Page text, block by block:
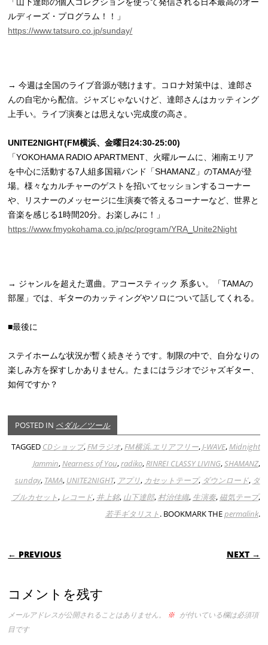
ルディーズ・プログラム！！」
https://www.tatsuro.co.jp/sunday/
→ 今週は全国のライブ音源が聴けます。コロナ対策中は、達郎さ
んの自宅から配信。ジャズじゃないけど、達郎さんはカッティング
上手い。ライブ演奏とは思えない完成度の高さ。
UNITE2NIGHT(FM横浜、金曜日24:30-25:00)
「YOKOHAMA RADIO APARTMENT、火曜ルームに、湘南エリア
を中心に活動する7人組多国籍バンド「SHAMANZ」のTAMAが登
場。様々なカルチャーのゲストを招いてセッションするコーナー
や、リスナーのメッセージに生演奏で答えるコーナーなど、世界と
音楽を感じる1時間20分。お楽しみに！」
https://www.fmyokohama.co.jp/pc/program/YRA_Unite2Night
→ ジャンルを超えた選曲。アコースティック 系多い。「TAMAの
部屋」では、ギターのカッティングやソロについて話してくれる。
■最後に
ステイホームな状況が暫く続きそうです。制限の中で、自分なりの
楽しみ方を探すしかありません。たまにはラジオでジャズギター、
如何ですか？
POSTED IN ペダル／ツール
TAGGED CDショップ,FMラジオ,FM横浜.エリアフリー,J-WAVE,Midnight
Jammin,Nearness of You,radiko,RINREI CLASSY LIVING,SHAMANZ,
sunday, TAMA, UNITE2NIGHT, アプリ, カセットテープ, ダウンロード, ダ
ブルカセット, レコード, 井上銘, 山下達郎,村治佳織, 生演奏, 磁気テープ,
若手ギタリスト. BOOKMARK THEpermalink.
POST NAVIGATION
← PREVIOUS NEXT →
コメントを残す
メールアドレスが公開されることはありません。 ※ が付いている欄は必須項
目です